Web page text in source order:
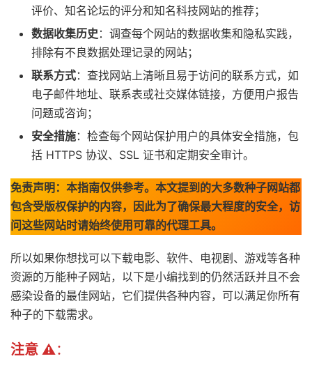
评价、知名论坛的评分和知名科技网站的推荐；
数据收集历史 ：调查每个网站的数据收集和隐私实践，
排除有不良数据处理记录的网站；
联系方式：查找网站上清晰且易于访问的联系方式，如
电子邮件地址、联系表或社交媒体链接，方便用户报告
问题或咨询；
安全措施：检查每个网站保护用户的具体安全措施，包
括 HTTPS 协议、SSL 证书和定期安全审计。
免责声明：本指南仅供参考。本文提到的大多数种子网站都
包含受版权保护的内容，因此为了确保最大程度的安全，访
问这些网站时请始终使用可靠的代理工具。
所以如果你想找可以下载电影、软件、电视剧、游戏等各种
资源的万能种子网站，以下是小编找到的仍然活跃并且不会
感染设备的最佳网站，它们提供各种内容，可以满足你所有
种子的下载需求。
注意 ⚠️：